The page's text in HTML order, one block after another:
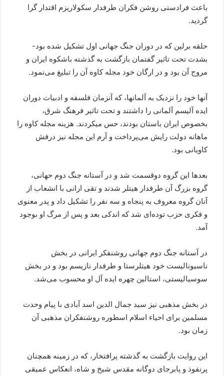
باعث فرادستی روشن فکران طرفدار سکولاریزم اقتدار گرا
گردید.
حلقه برلین که در دوران جنگ جهانی اول تشکیل شده بود-
بشدت تحت تاثیر گفتمان بازگشت به گذشته باشکوه ایران و
مروج آن بود و در ارگان خود مجله کاوه آن را تبلیغ می‌نمود.
آنها خود را نزدیک به آلمانها، که آنزمان فلسفه و ادبیات دوران
ایده آلیسم آلمانی را داشتند و تحت تاثیر فرهنگ شرق،
بخصوص ایران باستان بودند، حس میکردند. هزینه مجله کاوه را
ماهانه دولت رایش می‌پرداخت و آرم این مجله نیز درفش
کاویانی بود.
بعدها این گروه دوقسمت شد و در آستانه جنگ دوم حهانی،
گروه بزرگ آن طرفدار هیتلر شدند و تقی ارانی با انشعاب از
آنان گروه معروف به پنجاه و سه نفر را تشکیل داد و پدر معنوی
و فکری حزب توده‌ای شد که اندکی بعد و پس از مرگ او بوجود
آمد.
در آستانه جنگ دوم جهانی روشنفکر ایرانی در بخش
ناسیونالیست خود هیتلرستا و طرفدار نازیسم بود و در بخش
سوسیالیستی، استالین چهره ایده آل او محسوب می‌شد.
در بخش مذهبی نیز سید جمال الدین اسد آبادی با پیام وحدت
مسلمین برای احیاء اسلام اسطوره روشنفکران مذهبی آن
زمان بود.
این روایت بازگشت به گذشته پرافتخار، که در زمینه همچنان
پرنفوذ و پابرجای دوگانه مقدس شیخ و شاه، انعکاس عمیقی